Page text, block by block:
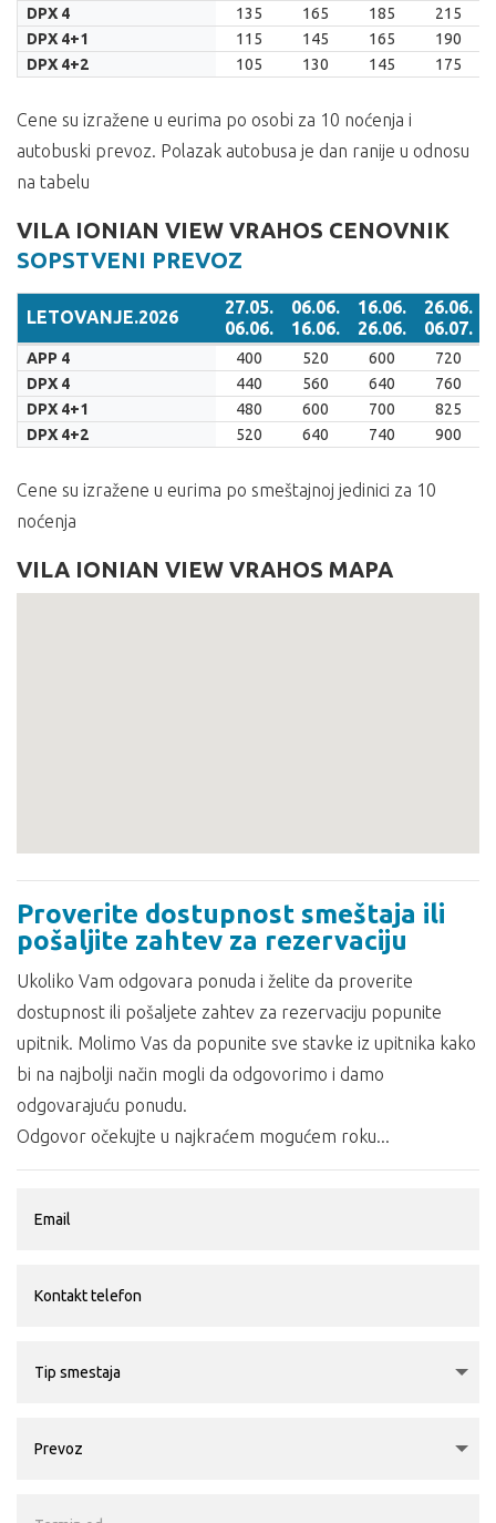
06.06.
16.06.
26.06.
06.07.
DPX 4
135 165 185
215
DPX 4+1
115 145 165
190
DPX 4+2
105 130 145 175
Cene su izražene u eurima po osobi za 10 noćenja i
autobuski prevoz. Polazak autobusa je dan ranije u odnosu
na tabelu
VILA IONIAN VIEW VRAHOS CENOVNIK
SOPSTVENI PREVOZ
LETOVANJE.2026
27.05.
06.06.
06.06.
16.06.
16.06.
26.06.
26.06.
06.07.
LETOVANJE.2026
27.05.
06.06.
06.06.
16.06.
16.06.
26.06.
26.06.
06.07.
APP 4 400 520 600
720
DPX 4
440 560 640
760
DPX 4+1
480 600 700
825
DPX 4+2
520 640 740 900
Cene su izražene u eurima po smeštajnoj jedinici za 10
noćenja
VILA IONIAN VIEW VRAHOS MAPA
Proverite dostupnost smeštaja ili
pošaljite zahtev za rezervaciju
Ukoliko Vam odgovara ponuda i želite da proverite
dostupnost ili pošaljete zahtev za rezervaciju popunite
upitnik. Molimo Vas da popunite sve stavke iz upitnika kako
bi na najbolji način mogli da odgovorimo i damo
odgovarajuću ponudu.
Odgovor očekujte u najkraćem mogućem roku...